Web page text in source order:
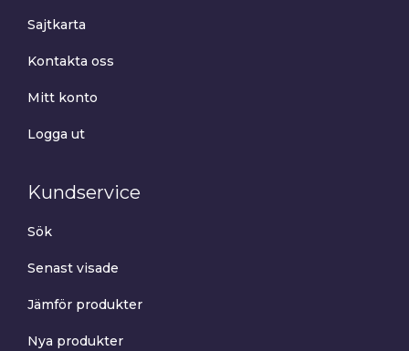
Sajtkarta
Kontakta oss
Mitt konto
Logga ut
Kundservice
Sök
Senast visade
Jämför produkter
Nya produkter